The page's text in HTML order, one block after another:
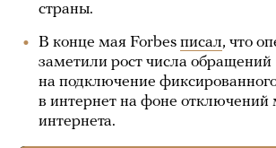
страны.
В конце мая Forbes писал, что
заметили рост числа обращений
на подключение
в интернет на фоне отключений
интернета.